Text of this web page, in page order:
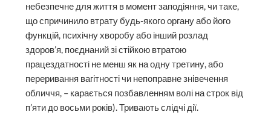
небезпечне для життя в момент заподіяння, чи таке,
що спричинило втрату будь-якого органу або його
функцій, психічну хворобу або інший розлад
здоров’я, поєднаний зі стійкою втратою
працездатності не менш як на одну третину, або
переривання вагітності чи непоправне знівечення
обличчя, – карається позбавленням волі на строк від
п’яти до восьми років). Тривають слідчі дії.